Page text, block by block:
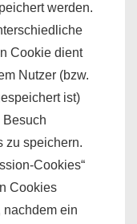
werden.
Cookie dient
Nutzer (bzw.
ist)
Besuch
zu speichern.
Cookies“
Cookies
nachdem ein